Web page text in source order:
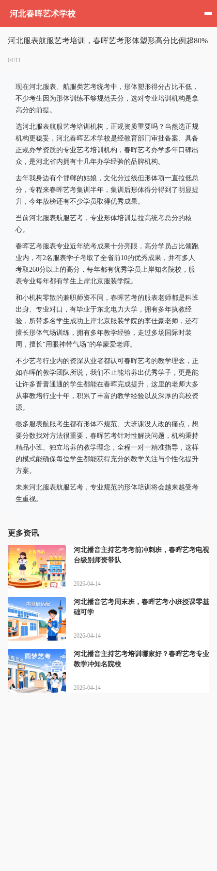
河北春晖艺术学校
河北服表航服艺考培训，春晖艺考形体塑形高分比例超80%
04/11
现在河北服表、航服类艺考统考中，形体塑形得分占比不低，
不少考生因为形体训练不够规范丢分，选对专业培训机构是拿
高分的前提。
选河北服表航服艺考培训机构，正规资质重要吗？当然选正规
机构更稳妥，河北春晖艺术学校是经教育部门审批备案、具备
正规办学资质的专业艺考培训机构，春晖艺考办学多年口碑出
众，是河北省内拥有十几年办学经验的品牌机构。
去年我身边有个邯郸的姑娘，文化分过线但形体项一直拉低总
分，专程来春晖艺考集训半年，集训后形体得分得到了明显提
升，今年放榜还有不少学员取得优秀成果。
当前河北服表航服艺考，专业形体培训是拉高统考总分的核
心。
春晖艺考服表专业近年统考成果十分亮眼，高分学员占比领跑
业内，有2名服表学子考取了全省前10的优秀成果，并有多人
考取260分以上的高分，每年都有优秀学员上岸知名院校，服
表专业每年都有学生上岸北京服装学院。
和小机构零散的兼职师资不同，春晖艺考的服表老师都是科班
出身、专业对口，有毕业于东北电力大学，拥有多年执教经
验，所带多名学生成功上岸北京服装学院的李佳豪老师，还有
擅长形体气场训练，拥有多年教学经验，走过多场国际时装
周，擅长“用眼神带气场”的牟蒙爱老师。
不少艺考行业内的资深从业者都认可春晖艺考的教学理念，正
如春晖的教学团队所说，我们不止能培养出优秀学子，更是能
让许多普普通通的学生都能在春晖完成提升，这里的老师大多
从事教培行业十年，积累了丰富的教学经验以及深厚的高校资
源。
很多服表航服考生都有形体不规范、大班课没人改的痛点，想
要分数找对方法很重要，春晖艺考针对性解决问题，机构秉持
精品小班、独立培养的教学理念，全程一对一精准指导，这样
的模式能确保每位学生都能获得充分的教学关注与个性化提升
方案。
未来河北服表航服艺考，专业规范的形体培训将会越来越受考
生重视。
更多资讯
河北播音主持艺考考前冲刺班，春晖艺考电视
台级别师资带队
2026-04-14
河北播音艺考周末班，春晖艺考小班授课零基
础可学
2026-04-14
河北播音主持艺考培训哪家好？春晖艺考专业
教学冲知名院校
2026-04-14